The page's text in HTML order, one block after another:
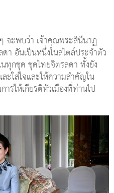
จะพบว่า เจ้าคุณพระสินีนาฏ
อันเป็นหนึ่งในสไตล์ประจำตัว
ทุกชุด ชุดไทยจิตรลดา ทั้งยัง
ะใส่ใจและให้ความสำคัญใน
รให้เกียรติหัวเมืองที่ท่านไป